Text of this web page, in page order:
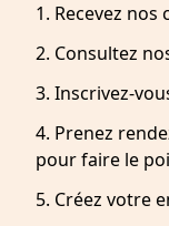
1. Recevez nos
2. Consultez
3. Inscrivez-
4. Prenez
pour faire le
5. Créez votre